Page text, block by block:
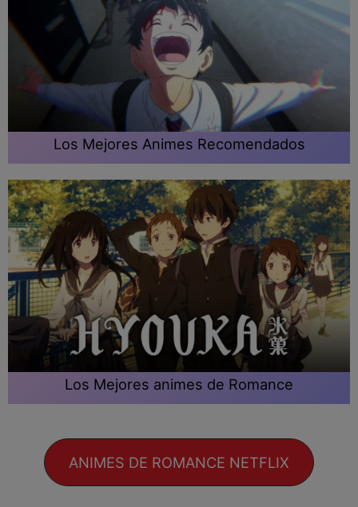
Los Mejores Animes Recomendados
Los Mejores animes de Romance
ANIMES DE ROMANCE NETFLIX